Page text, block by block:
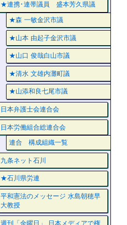
★連携･連帯議員 盛本芳久県議
★森 一敏金沢市議
★山本 由起子金沢市議
★山口 俊哉白山市議
★清水 文雄内灘町議
★山添和良七尾市議
日本弁護士会連合会
日本労働組合総連合会
連合 構成組織一覧
九条ネット石川
★石川県労連
平和憲法のメッセージ 水島朝穂早
大教授
週刊「金曜日」 日本メディアで権